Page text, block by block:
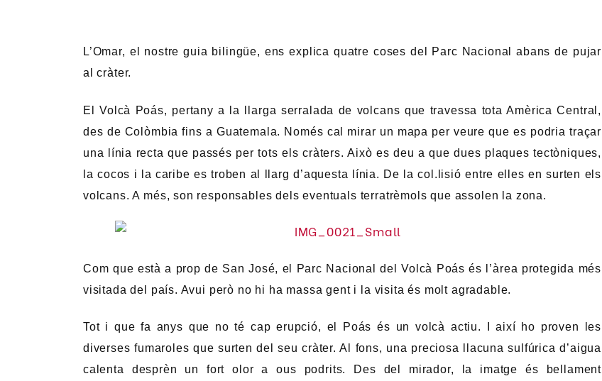
L’Omar, el nostre guia bilingüe, ens explica quatre coses del Parc Nacional abans de pujar
al cràter.
El Volcà Poás, pertany a la llarga serralada de volcans que travessa tota Amèrica Central,
des de Colòmbia fins a Guatemala. Només cal mirar un mapa per veure que es podria traçar
una línia recta que passés per tots els cràters. Això es deu a que dues plaques tectòniques,
la cocos i la caribe es troben al llarg d’aquesta línia. De la col.lisió entre elles en surten els
volcans. A més, son responsables dels eventuals terratrèmols que assolen la zona.
Com que està a prop de San José, el Parc Nacional del Volcà Poás és l’àrea protegida més
visitada del país. Avui però no hi ha massa gent i la visita és molt agradable.
Tot i que fa anys que no té cap erupció, el Poás és un volcà actiu. I així ho proven les
diverses fumaroles que surten del seu cràter. Al fons, una preciosa llacuna sulfúrica d’aigua
calenta desprèn un fort olor a ous podrits. Des del mirador, la imatge és bellament